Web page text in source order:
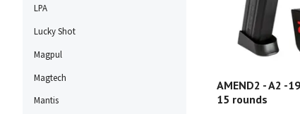
LPA
Lucky Shot
Magpul
Magtech
Mantis
AMEND2 - A2 -
15 rounds